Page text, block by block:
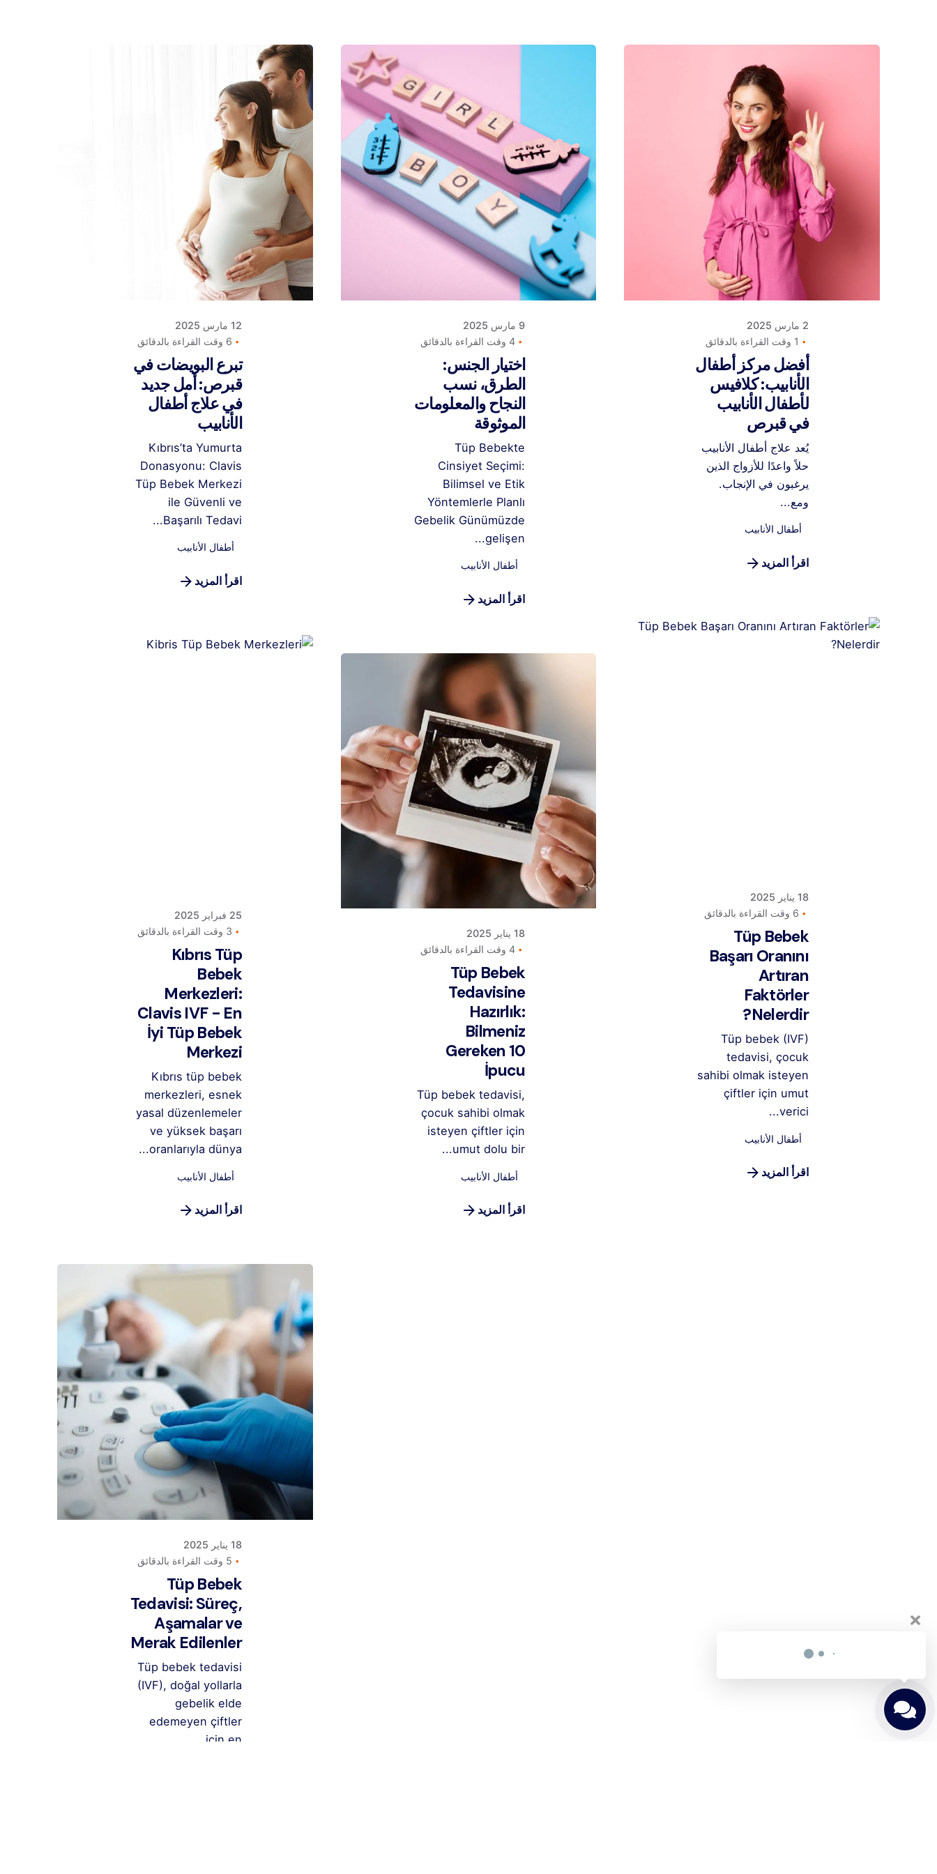
لأطفال
الأنابيب
في قبرص
12 مارس 2025
6 وقت القراءة بالدقائق
تبرع البويضات في
قبرص: أمل جديد
في علاج أطفال
الأنابيب
Kıbrıs’ta Yumurta
Donasyonu: Clavis
Tüp Bebek Merkezi
ile Güvenli ve
Başarılı Tedavi...
أطفال الأنابيب
اقرأ المزيد
Posted
by
كلافيس
لأطفال
الأنابيب
في قبرص
9 مارس 2025
4 وقت القراءة بالدقائق
اختيار الجنس:
الطرق، نسب
النجاح والمعلومات
الموثوقة
Tüp Bebekte
Cinsiyet Seçimi:
Bilimsel ve Etik
Yöntemlerle Planlı
Gebelik Günümüzde
gelişen...
أطفال الأنابيب
اقرأ المزيد
Posted
by
كلافيس
لأطفال
الأنابيب
في قبرص
2 مارس 2025
1 وقت القراءة بالدقائق
أفضل مركز أطفال
الأنابيب: كلافيس
لأطفال الأنابيب
في قبرص
يُعد علاج أطفال الأنابيب
حلاً واعدًا للأزواج الذين
يرغبون في الإنجاب.
ومع...
أطفال الأنابيب
اقرأ المزيد
25 فبراير 2025
3 وقت القراءة بالدقائق
Kıbrıs Tüp
Bebek
Merkezleri:
Clavis IVF - En
İyi Tüp Bebek
Merkezi
Kıbrıs tüp bebek
merkezleri, esnek
yasal düzenlemeler
ve yüksek başarı
oranlarıyla dünya...
أطفال الأنابيب
اقرأ المزيد
Posted
by
كلافيس
لأطفال
في قبرص
18 يناير 2025
4 وقت القراءة بالدقائق
Tüp Bebek
Tedavisine
Hazırlık:
Bilmeniz
Gereken 10
İpucu
Tüp bebek tedavisi,
çocuk sahibi olmak
isteyen çiftler için
umut dolu bir...
أطفال الأنابيب
اقرأ المزيد
18 يناير 2025
6 وقت القراءة بالدقائق
Tüp Bebek
Başarı Oranını
Artıran
Faktörler
Nelerdir?
Tüp bebek (IVF)
tedavisi, çocuk
sahibi olmak isteyen
çiftler için umut
verici...
أطفال الأنابيب
اقرأ المزيد
Posted
by
كلافيس
لأطفال
الأنابيب
في قبرص
18 يناير 2025
5 وقت القراءة بالدقائق
Tüp Bebek
Tedavisi: Süreç,
Aşamalar ve
Merak Edilenler
Tüp bebek tedavisi
(IVF), doğal yollarla
gebelik elde
edemeyen çiftler
için en...